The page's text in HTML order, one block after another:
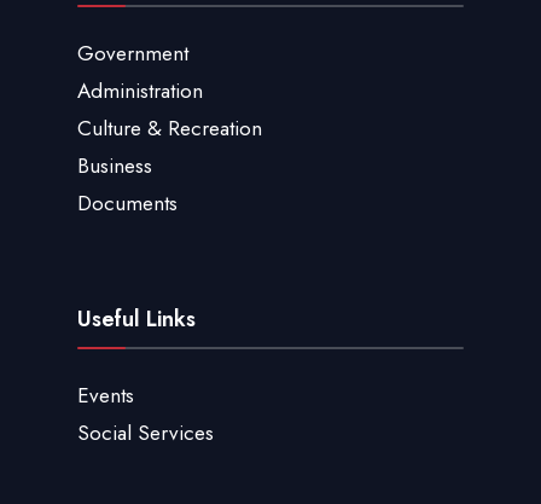
Government
Administration
Culture & Recreation
Business
Documents
Useful Links
Events
Social Services